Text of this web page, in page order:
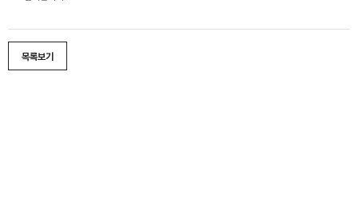
목록보기